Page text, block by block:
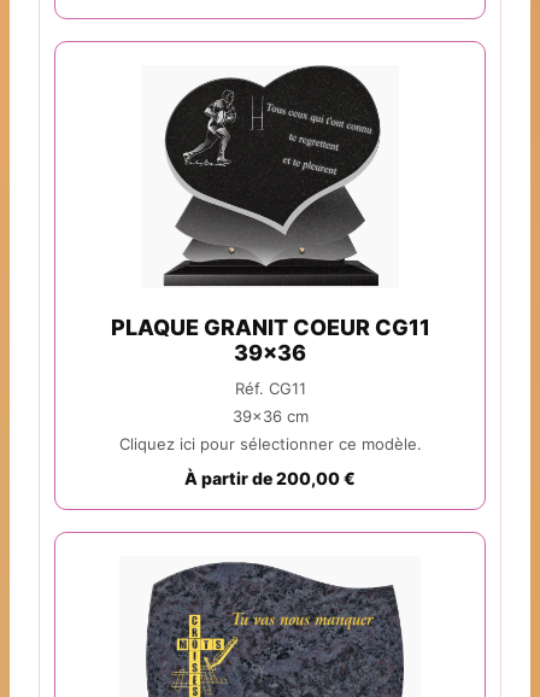
PLAQUE GRANIT COEUR CG11
39x36
Réf. CG11
39x36 cm
Cliquez ici pour sélectionner ce modèle.
À partir de 200,00 €